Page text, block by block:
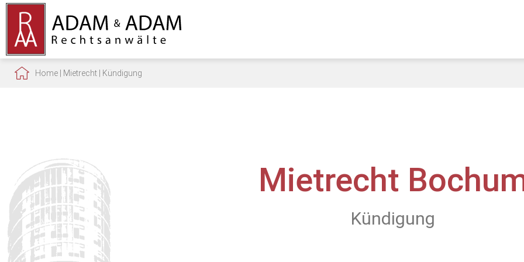
Home Mietrecht Kündigung
Mietrecht
Kündigung